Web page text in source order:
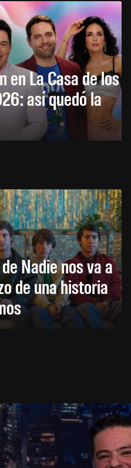
en La Casa de los
así quedó la
Nadie nos va a
de una historia